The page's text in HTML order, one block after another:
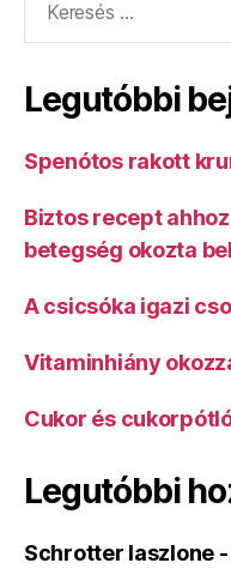
Legutóbbi
Spenótos rakott
Biztos recept
betegség okozta
A csicsóka igazi
Vitaminhiány
Cukor és
Legutóbbi
Schrotter laszlone -